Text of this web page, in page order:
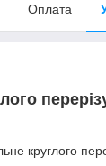
Оплата
круглого